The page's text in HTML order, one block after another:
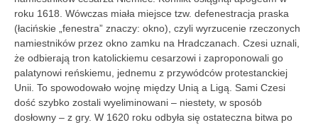
roku 1618. Wówczas miała miejsce tzw. defenestracja praska
(łacińskie „fenestra” znaczy: okno), czyli wyrzucenie rzeczonych
namiestników przez okno zamku na Hradczanach. Czesi uznali,
że odbierają tron katolickiemu cesarzowi i zaproponowali go
palatynowi reńskiemu, jednemu z przywódców protestanckiej
Unii. To spowodowało wojnę między Unią a Ligą. Sami Czesi
dość szybko zostali wyeliminowani – niestety, w sposób
dosłowny – z gry. W 1620 roku odbyła się ostateczna bitwa po